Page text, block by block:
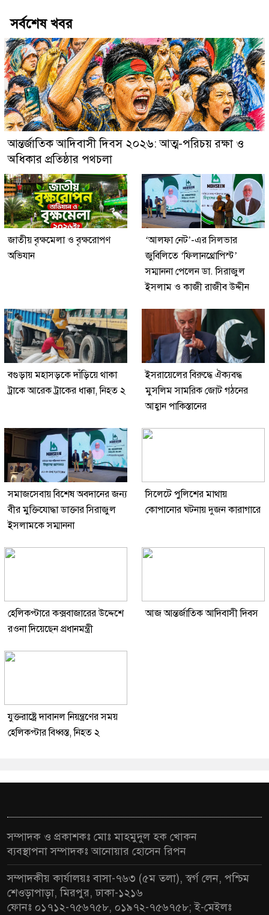
সর্বশেষ খবর
আন্তর্জাতিক আদিবাসী দিবস ২০২৬: আত্ম-পরিচয় রক্ষা ও
অধিকার প্রতিষ্ঠার পথচলা
জাতীয় বৃক্ষমেলা ও বৃক্ষরোপণ
অভিযান
‘আলফা নেট’-এর সিলভার
জুবিলিতে ‘ফিলানথ্রোপিস্ট’
সম্মাননা পেলেন ডা. সিরাজুল
ইসলাম ও কাজী রাজীব উদ্দীন
বগুড়ায় মহাসড়কে দাঁড়িয়ে থাকা
ট্রাকে আরেক ট্রাকের ধাক্কা, নিহত ২
ইসরায়েলের বিরুদ্ধে ঐক্যবদ্ধ
মুসলিম সামরিক জোট গঠনের
আহ্বান পাকিস্তানের
সমাজসেবায় বিশেষ অবদানের জন্য
বীর মুক্তিযোদ্ধা ডাক্তার সিরাজুল
ইসলামকে সম্মাননা
সিলেটে পুলিশের মাথায়
কোপানোর ঘটনায় দুজন কারাগারে
হেলিকপ্টারে কক্সবাজারের উদ্দেশে
রওনা দিয়েছেন প্রধানমন্ত্রী
আজ আন্তর্জাতিক আদিবাসী দিবস
যুক্তরাষ্ট্রে দাবানল নিয়ন্ত্রণের সময়
হেলিকপ্টার বিধ্বস্ত, নিহত ২
সম্পাদক ও প্রকাশকঃ মোঃ মাহমুদুল হক খোকন
ব্যবস্থাপনা সম্পাদকঃ আনোয়ার হোসেন রিপন
সম্পাদকীয় কার্যালয়ঃ বাসা-৭৬৩ (৫ম তলা), স্বর্গ লেন, পশ্চিম
শেওড়াপাড়া, মিরপুর, ঢাকা-১২১৬
ফোনঃ ০১৭১২-৭৫৬৭৫৮, ০১৯৭২-৭৫৬৭৫৮; ই-মেইলঃ